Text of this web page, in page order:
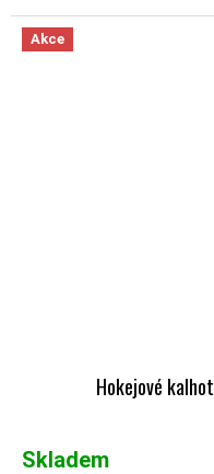
Akce
Hokejové
Skladem